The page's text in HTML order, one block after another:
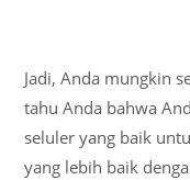
Jadi, Anda mungkin
tahu Anda bahwa
seluler yang baik
yang lebih baik